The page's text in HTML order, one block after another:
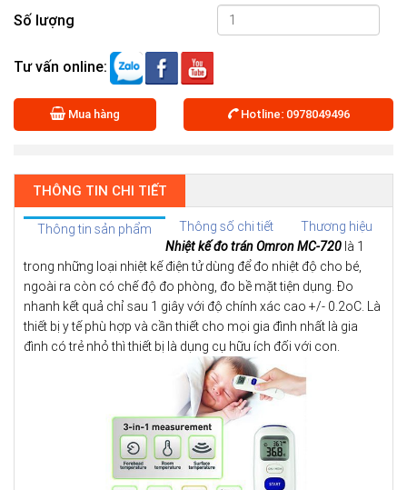
Số lượng
Tư vấn online:
Mua hàng Hotline: 0978049496
THÔNG TIN CHI TIẾT
Thông tin sản phẩm Thông số chi tiết
Thương hiệu
Nhiệt kế đo trán Omron MC-720 là 1
trong những loại nhiệt kế điện tử dùng để đo nhiệt độ cho bé,
ngoài ra còn có chế độ đo phòng, đo bề mặt tiện dụng. Đo
nhanh kết quả chỉ sau 1 giây với độ chính xác cao +/- 0.2oC. Là
thiết bị y tế phù hợp và cần thiết cho mọi gia đình nhất là gia
đình có trẻ nhỏ thì thiết bị là dụng cụ hữu ích đối với con.